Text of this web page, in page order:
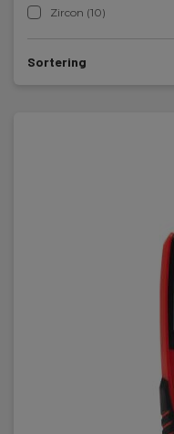
Zircon (10)
Sortering